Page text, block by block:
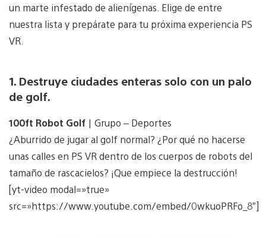
un marte infestado de alienígenas. Elige de entre
nuestra lista y prepárate para tu próxima experiencia PS
VR.
1. Destruye ciudades enteras solo con un palo
de golf.
100ft Robot Golf | Grupo – Deportes
¿Aburrido de jugar al golf normal? ¿Por qué no hacerse
unas calles en PS VR dentro de los cuerpos de robots del
tamaño de rascacielos? ¡Que empiece la destrucción!
[yt-video modal=»true»
src=»https://www.youtube.com/embed/0wkuoPRFo_8″]